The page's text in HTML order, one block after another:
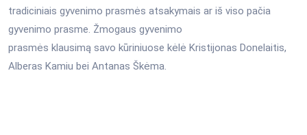
tradiciniais gyvenimo prasmės atsakymais ar iš viso pačia
gyvenimo prasme. Žmogaus gyvenimo
prasmės klausimą savo kūriniuose kėlė Kristijonas Donelaitis,
Alberas Kamiu bei Antanas Škėma.